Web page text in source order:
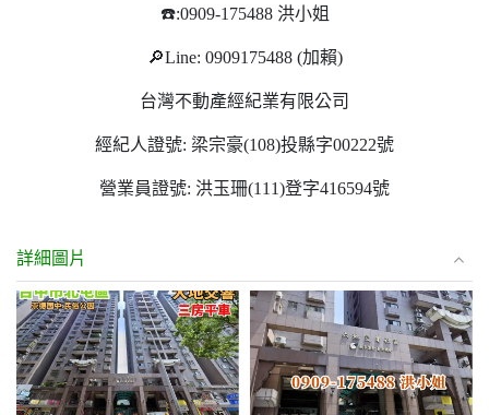
☎️:0909-175488 洪小姐
🔎Line: 0909175488 (加賴)
台灣不動產經紀業有限公司
經紀人證號: 梁宗豪(108)投縣字00222號
營業員證號: 洪玉珊(111)登字416594號
詳細圖片